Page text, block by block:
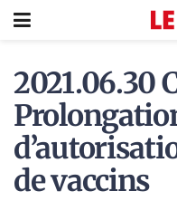
2021.06.30
de vaccins